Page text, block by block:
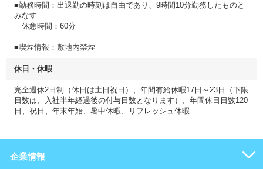
■勤務時間：出退勤の時刻は自由であり、9時間10分勤務したものと
みなす
休憩時間：60分
■喫煙情報：敷地内禁煙
休日・休暇
完全週休2日制（休日は土日祝日）、年間有給休暇17日～23日（下限
日数は、入社半年経過後の付与日数となります）、年間休日日数120
日、祝日、年末年始、暑中休暇、リフレッシュ休暇
企業情報